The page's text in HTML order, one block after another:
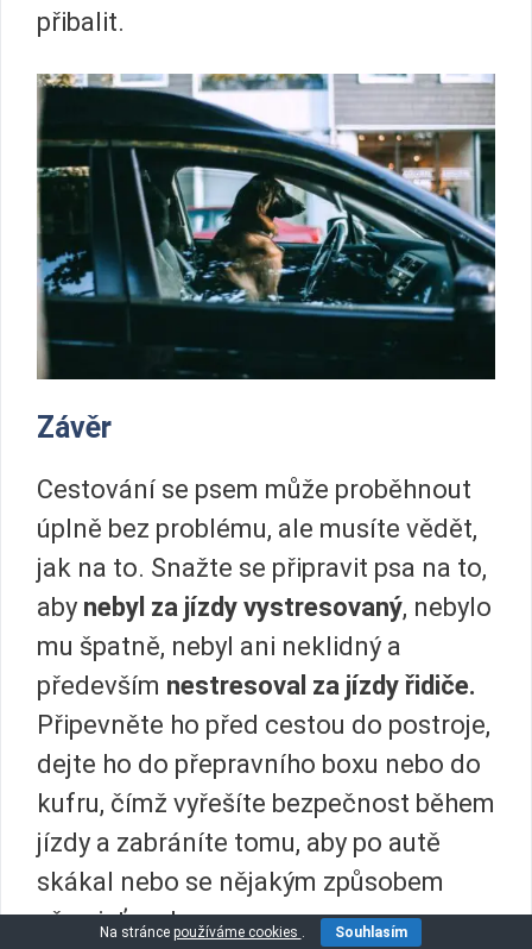
přibalit.
Závěr
Cestování se psem může proběhnout
úplně bez problému, ale musíte vědět,
jak na to. Snažte se připravit psa na to,
aby nebyl za jízdy vystresovaný, nebylo
mu špatně, nebyl ani neklidný a
především nestresoval za jízdy řidiče.
Připevněte ho před cestou do postroje,
dejte ho do přepravního boxu nebo do
kufru, čímž vyřešíte bezpečnost během
jízdy a zabráníte tomu, aby po autě
skákal nebo se nějakým způsobem
přemisťoval.
Na stránce používáme cookies . Souhlasím